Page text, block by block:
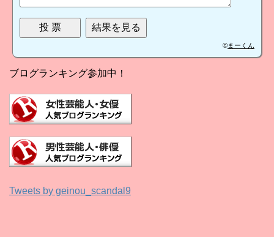
©まーくん
ブログランキング参加中！
Tweets by geinou_scandal9